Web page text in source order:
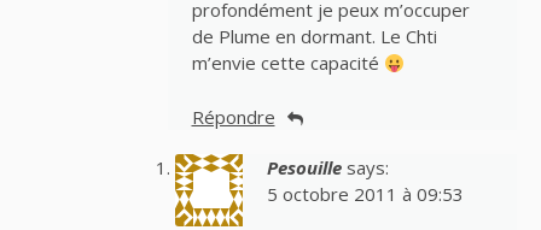
profondément je peux m’occuper
de Plume en dormant. Le Chti
m’envie cette capacité
Répondre
Pesouille says:
5 octobre 2011 à 09:53